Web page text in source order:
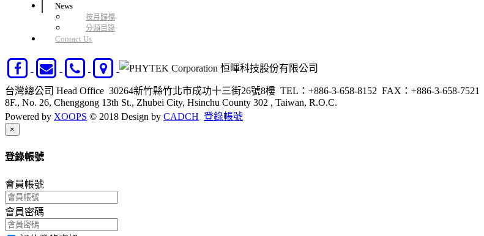
News
按月歸檔
分類目錄
Contact Us
台灣總公司 Head Office 30264新竹縣竹北市成功十三街26號8樓 TEL：+886-3-658-8152 FAX：+886-3-658-7521
8F., No. 26, Chenggong 13th St., Zhubei City, Hsinchu County 302 , Taiwan, R.O.C.
Powered by XOOPS © 2018 Design by CADCH 登錄帳號
×
登錄帳號
會員帳號
會員密碼